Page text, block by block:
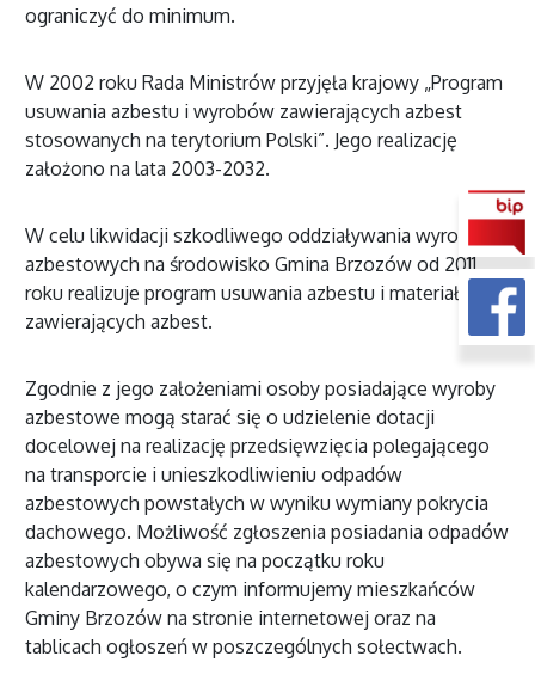
ograniczyć do minimum.
W 2002 roku Rada Ministrów przyjęła krajowy „Program
usuwania azbestu i wyrobów zawierają­cych azbest
stosowanych na terytorium Polski”. Jego realizację
założono na lata 2003-2032.
W celu likwidacji szkodliwego oddziaływania wyrobów
azbestowych na środowisko Gmina Brzozów od 2011
roku realizuje program usuwania azbestu i materiałów
zawierających azbest.
Zgodnie z jego założeniami osoby posiadające wyroby
azbestowe mogą starać się o udzielenie dotacji
docelowej na realizację przedsięwzięcia polegającego
na transporcie i unieszkodliwieniu odpadów
azbestowych powstałych w wyniku wymiany pokrycia
dachowego. Możliwość zgłoszenia posiadania odpadów
azbestowych obywa się na początku roku
kalendarzowego, o czym informujemy mieszkańców
Gminy Brzozów na stronie internetowej oraz na
tablicach ogłoszeń w poszczególnych sołectwach.